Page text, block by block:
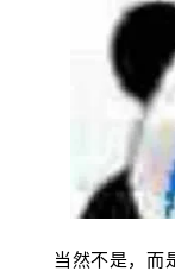
当然不是，而